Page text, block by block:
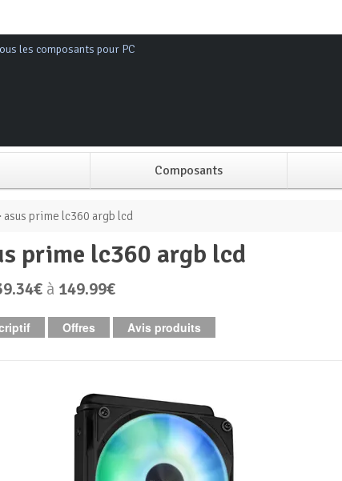
les composants pour PC
Composants
Alimentation PC
Boitier PC
Carte graphique
Carte mère
Mémoire Notebook
Processeur
asus prime lc360 argb lcd
prime lc360 argb lcd
à 149.99€
Offres Avis produits